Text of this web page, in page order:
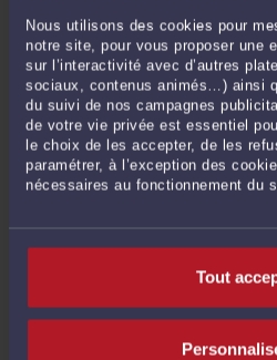
Nous utilisons des cookies pour
notre site, pour vous proposer une
sur l’interactivité avec d’autres
sociaux, contenus animés…) ainsi
du suivi de nos campagnes
de votre vie privée est essentiel
le choix de les accepter, de les
paramétrer, à l’exception des
nécessaires au fonctionnement du
Tout
QUELLES SONT LES PRÉCAUTIONS
ENTRETIEN PRÉALABLE AU
ParJean-Luc BRAUNSCHWEIG-KLEINle
préalable au licenciement, pour
Convocation et formalités L’employeur doit
convocation à l’entretien préalable, sous